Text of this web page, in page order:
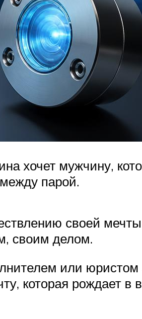
хочет мужчину,
парой.
своей
своим делом.
или юристом
которая рождает в